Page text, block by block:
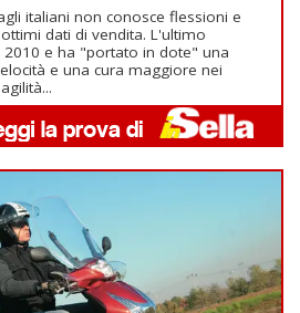
italiani non conosce flessioni e
dati di vendita. L'ultimo
e ha "portato in dote" una
e una cura maggiore nei